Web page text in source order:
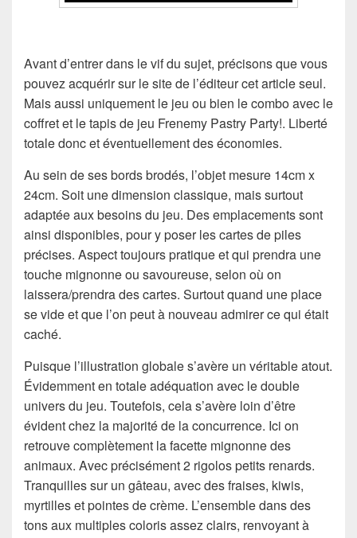
Avant d’entrer dans le vif du sujet, précisons que vous
pouvez acquérir sur le site de l’éditeur cet article seul.
Mais aussi uniquement le jeu ou bien le combo avec le
coffret et le tapis de jeu Frenemy Pastry Party!. Liberté
totale donc et éventuellement des économies.
Au sein de ses bords brodés, l’objet mesure 14cm x
24cm. Soit une dimension classique, mais surtout
adaptée aux besoins du jeu. Des emplacements sont
ainsi disponibles, pour y poser les cartes de piles
précises. Aspect toujours pratique et qui prendra une
touche mignonne ou savoureuse, selon où on
laissera/prendra des cartes. Surtout quand une place
se vide et que l’on peut à nouveau admirer ce qui était
caché.
Puisque l’illustration globale s’avère un véritable atout.
Évidemment en totale adéquation avec le double
univers du jeu. Toutefois, cela s’avère loin d’être
évident chez la majorité de la concurrence. Ici on
retrouve complètement la facette mignonne des
animaux. Avec précisément 2 rigolos petits renards.
Tranquilles sur un gâteau, avec des fraises, kiwis,
myrtilles et pointes de crème. L’ensemble dans des
tons aux multiples coloris assez clairs, renvoyant à